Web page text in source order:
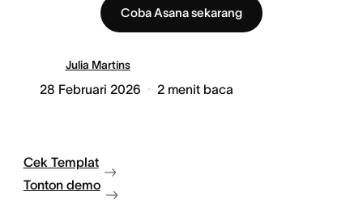
Coba Asana sekarang
Julia Martins
28 Februari 2026 2 menit baca
Cek Templat
Tonton demo